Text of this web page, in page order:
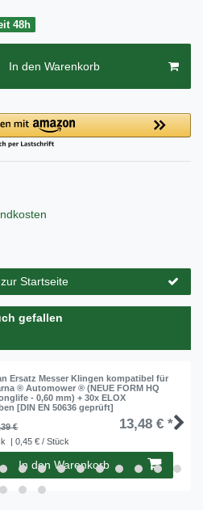
48h
In den Warenkorb
Startseite
gefallen
Ersatz Messer Klingen kompatibel für
® Automower ® (NEUE FORM HQ
- 0,60 mm) + 30x ELOX
[DIN EN 50636 geprüft]
€
13,48 € *
| 0,45 € / Stück
In den Warenkorb